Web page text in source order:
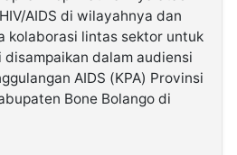
AIDS di wilayahnya dan
kolaborasi lintas sektor untuk
disampaikan dalam audiensi
AIDS (KPA) Provinsi
Bone Bolango di